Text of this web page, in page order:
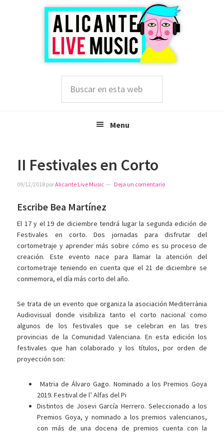
esta
Menu
II Festivales en Corto
09/12/2018 porAlicante Live Music Deja un comentario
Escribe Bea Martínez
El 17 y el 19 de diciembre tendrá lugar la segunda edición de
Festivales en corto. Dos jornadas para disfrutar del
cortometraje y aprender más sobre cómo es su proceso de
creación. Este evento nace para llamar la atención del
cortometraje teniendo en cuenta que el 21 de diciembre se
conmemora, el día más corto del año.
Se trata de un evento que organiza la asociación Mediterrània
Audiovisual donde visibiliza tanto el corto nacional como
algunos de los festivales que se celebran en las tres
provincias de la Comunidad Valenciana. En esta edición los
festivales que han colaborado y los títulos, por orden de
proyección son:
Matria de Álvaro Gago. Nominado a los Premios Goya
2019. Festival de l’ Alfas del Pi
Distintos de Josevi García Herrero. Seleccionado a los
Premios Goya, y nominado a los premios valencianos,
con más de una docena de premios cuenta con la